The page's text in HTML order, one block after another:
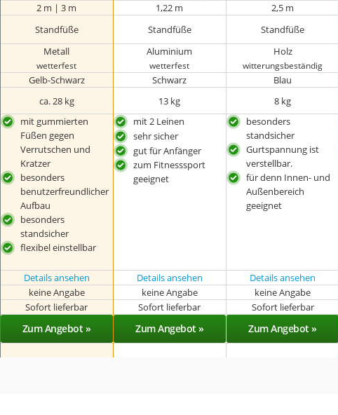
2 m | 3 m 1,22 m 2,5 m
Standfüße Standfüße Standfüße
Metall
wetterfest
Aluminium
wetterfest
Holz
witterungsbeständig
Gelb-Schwarz Schwarz Blau
ca. 28 kg 13 kg 8 kg
mit gummierten
Füßen gegen
Verrutschen und
Kratzer
besonders
benutzerfreundlicher
Aufbau
besonders
standsicher
flexibel einstellbar
mit 2 Leinen
sehr sicher
gut für Anfänger
zum Fitnesssport
geeignet
besonders
standsicher
Gurtspannung ist
verstellbar.
für denn Innen- und
Außenbereich
geeignet
Details ansehen Details ansehen Details ansehen
keine Angabe keine Angabe keine Angabe
Sofort lieferbar Sofort lieferbar Sofort lieferbar
Zum Angebot » Zum Angebot » Zum Angebot »